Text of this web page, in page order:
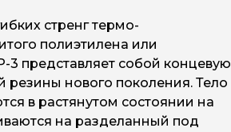
стренг термо-
полиэтилена или
представляет собой концевую
резины нового поколения. Тело
в растянутом состоянии на
на разделанный под